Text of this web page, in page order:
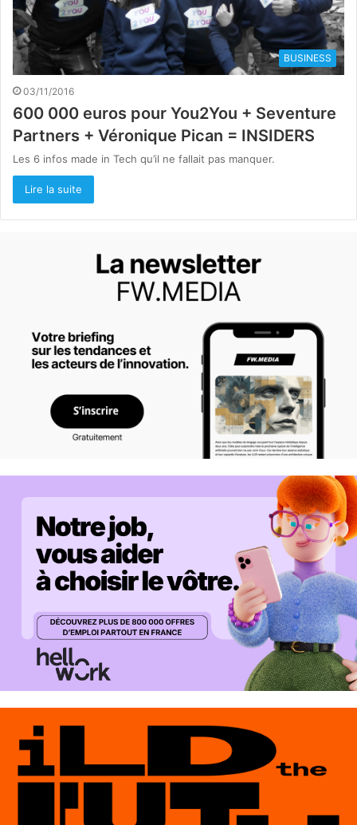
BUSINESS
03/11/2016
600 000 euros pour You2You + Seventure
Partners + Véronique Pican = INSIDERS
Les 6 infos made in Tech qu’il ne fallait pas manquer.
Lire la suite